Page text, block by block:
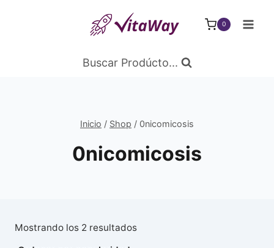
0
Buscar Prodúcto...
Inicio / Shop / 0nicomicosis
0nicomicosis
Mostrando los 2 resultadosOrdenado